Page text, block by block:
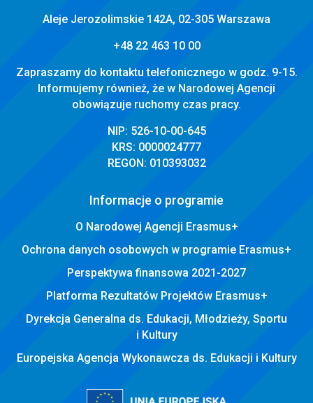
Aleje Jerozolimskie 142A, 02-305 Warszawa
+48 22 463 10 00
Zapraszamy do kontaktu telefonicznego w godz. 9-15.
Informujemy również, że w Narodowej Agencji
obowiązuje ruchomy czas pracy.
NIP: 526-10-00-645
KRS: 0000024777
REGON: 010393032
Informacje o programie
O Narodowej Agencji Erasmus+
Ochrona danych osobowych w programie Erasmus+
Perspektywa finansowa 2021-2027
Platforma Rezultatów Projektów Erasmus+
Dyrekcja Generalna ds. Edukacji, Młodzieży, Sportu
i Kultury
Europejska Agencja Wykonawcza ds. Edukacji i Kultury